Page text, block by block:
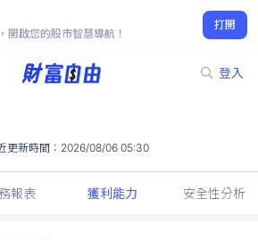
開啟您的股市智慧導航！
打開
登入
54.90
1.66%
更新時間： 2026/08/06 05:30
報表 獲利能力 安全性分析